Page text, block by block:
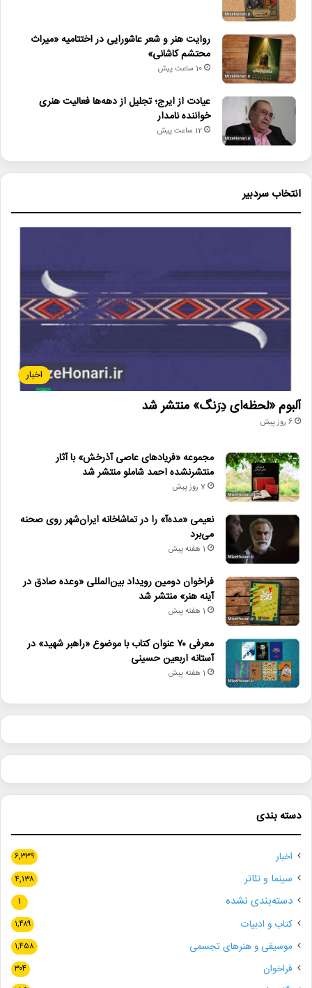
روایت هنر و شعر عاشورایی در اختتامیه «میراث
محتشم کاشانی»
10 ساعت پیش
عیادت از ایرج؛ تجلیل از دهه‌ها فعالیت هنری
خواننده نامدار
12 ساعت پیش
انتخاب سردبیر
اخبار
آلبوم «لحظه‌ای دِرَنگ» منتشر شد
6 روز پیش
مجموعه «فریادهای عاصی آذرخش» با آثار
منتشرنشده احمد شاملو منتشر شد
7 روز پیش
نعیمی «مده‌آ» را در تماشاخانه ایران‌شهر روی صحنه
می‌برد
1 هفته پیش
فراخوان دومین رویداد بین‌المللی «وعده صادق در
آینه هنر» منتشر شد
1 هفته پیش
معرفی ۷۰ عنوان کتاب با موضوع «راهبر شهید» در
آستانه اربعین حسینی
1 هفته پیش
دسته بندی
اخبار ۶,۳۳۹
سینما و تئاتر ۴,۱۳۸
دسته‌بندی نشده ۱
کتاب و ادبیات ۱,۴۸۹
موسیقی و هنرهای تجسمی ۱,۴۵۸
فراخوان ۳۰۴